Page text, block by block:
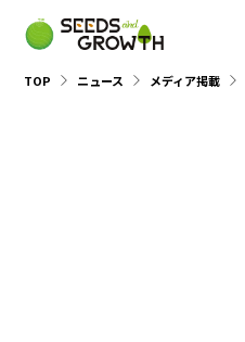
TOP ニュース メディア掲載